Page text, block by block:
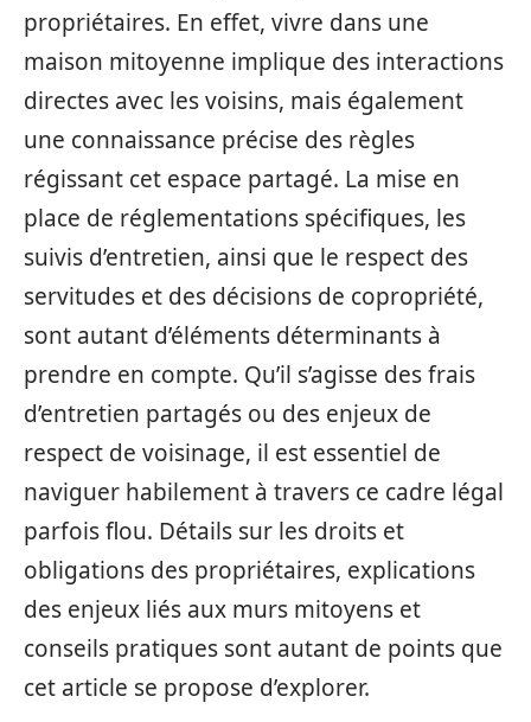
propriétaires. En effet, vivre dans une
maison mitoyenne implique des interactions
directes avec les voisins, mais également
une connaissance précise des règles
régissant cet espace partagé. La mise en
place de réglementations spécifiques, les
suivis d’entretien, ainsi que le respect des
servitudes et des décisions de copropriété,
sont autant d’éléments déterminants à
prendre en compte. Qu’il s’agisse des frais
d’entretien partagés ou des enjeux de
respect de voisinage, il est essentiel de
naviguer habilement à travers ce cadre légal
parfois flou. Détails sur les droits et
obligations des propriétaires, explications
des enjeux liés aux murs mitoyens et
conseils pratiques sont autant de points que
cet article se propose d’explorer.